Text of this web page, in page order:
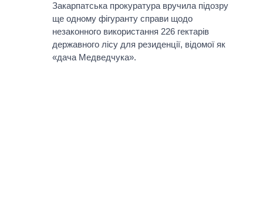
ОГЛЯДИ
ДАЙДЖЕСТИ
ПРЕЗИДЕНТ І ОФІС
ВЕРХОВНА РАДА
КАБІНЕТ МІНІСТРІВ
ГОЛОВИ ОБЛАДМІНІСТРАЦІЙ
ВІДЕО
ПІДТРИМАТИ
ПОРІВНЯННЯ ПОЛІТИКІВ
Закарпатська прокуратура вручила підозру
ще одному фігуранту справи щодо
незаконного використання 226 гектарів
державного лісу для резиденції, відомої як
«дача Медведчука».